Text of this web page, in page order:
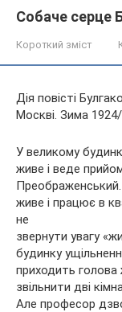
Собаче серце
Короткий зміст
Дія повісті
Москві. Зима
У великому
живе і веде
Преображенський.
живе і працює в
не
звернути увагу
будинку
приходить
звільнити дві
Але професор